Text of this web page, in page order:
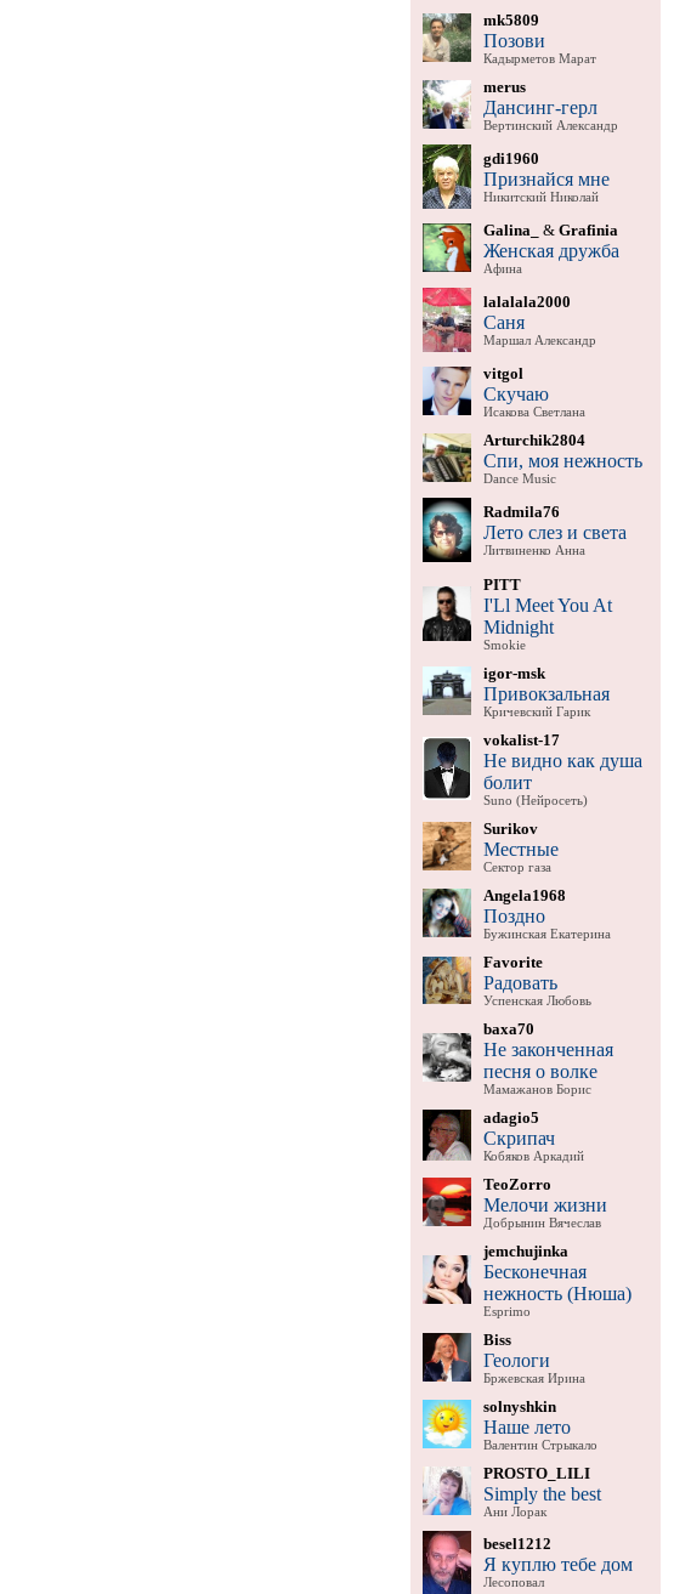
mk5809
Позови
Кадырметов Марат
merus
Дансинг-герл
Вертинский Александр
gdi1960
Признайся мне
Никитский Николай
Galina_ & Grafinia
Женская дружба
Афина
lalalala2000
Саня
Маршал Александр
vitgol
Скучаю
Исакова Светлана
Arturchik2804
Спи, моя нежность
Dance Music
Radmila76
Лето слез и света
Литвиненко Анна
PITT
I'Ll Meet You At
Midnight
Smokie
igor-msk
Привокзальная
Кричевский Гарик
vokalist-17
Не видно как душа
болит
Suno (Нейросеть)
Surikov
Местные
Сектор газа
Angela1968
Поздно
Бужинская Екатерина
Favorite
Радовать
Успенская Любовь
baxa70
Не законченная
песня о волке
Мамажанов Борис
adagio5
Скрипач
Кобяков Аркадий
TeoZorro
Мелочи жизни
Добрынин Вячеслав
jemchujinka
Бесконечная
нежность (Нюша)
Esprimo
Biss
Геологи
Бржевская Ирина
solnyshkin
Наше лето
Валентин Стрыкало
PROSTO_LILI
Simply the best
Ани Лорак
besel1212
Я куплю тебе дом
Лесоповал